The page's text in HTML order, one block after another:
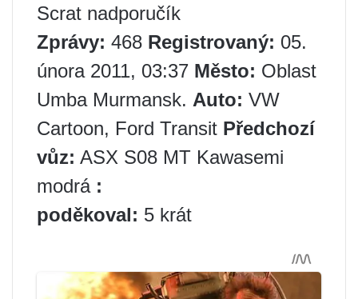
Scrat nadporučík
Zprávy: 468 Registrovaný: 05.
února 2011, 03:37 Město: Oblast
Umba Murmansk. Auto: VW
Cartoon, Ford Transit Předchozí
vůz: ASX S08 MT Kawasemi
modrá :
poděkoval: 5 krát